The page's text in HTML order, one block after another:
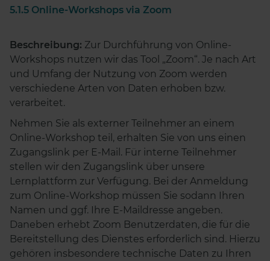
5.1.5 Online-Workshops via Zoom
Beschreibung: Zur Durchführung von Online-
Workshops nutzen wir das Tool „Zoom“. Je nach Art
und Umfang der Nutzung von Zoom werden
verschiedene Arten von Daten erhoben bzw.
verarbeitet.
Nehmen Sie als externer Teilnehmer an einem
Online-Workshop teil, erhalten Sie von uns einen
Zugangslink per E-Mail. Für interne Teilnehmer
stellen wir den Zugangslink über unsere
Lernplattform zur Verfügung. Bei der Anmeldung
zum Online-Workshop müssen Sie sodann Ihren
Namen und ggf. Ihre E-Maildresse angeben.
Daneben erhebt Zoom Benutzerdaten, die für die
Bereitstellung des Dienstes erforderlich sind. Hierzu
gehören insbesondere technische Daten zu Ihren